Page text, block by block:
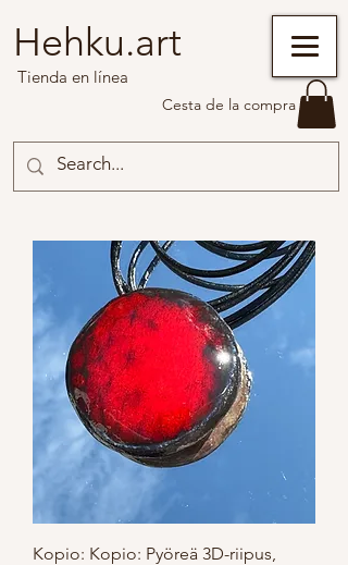
Cesta de la compra
Hehku.art
Tienda en línea
Kopio: Kopio: Pyöreä 3D-riipus,